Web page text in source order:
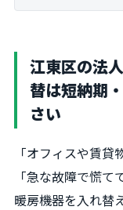
江東区の法
替は短納期
さい
「オフィスや賃
「急な故障で慌
暖房機器を入れ